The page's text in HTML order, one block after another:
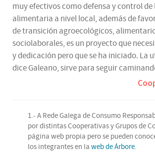
muy efectivos como defensa y control de
alimentaria a nivel local, además de
de transición agroecológicos,
sociolaborales, es un proyecto que
y dedicación pero que se ha iniciado. La
dice Galeano, sirve para seguir
1.- A Rede Galega de Consumo
por distintas Cooperativas y Grupos de
página web propia pero se pueden
los integrantes en la web de Árbore.